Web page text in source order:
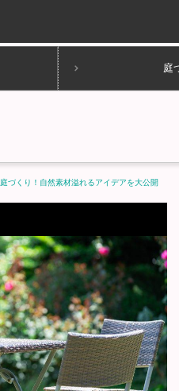
庭
づくり！自然素材溢れるアイデアを大公開